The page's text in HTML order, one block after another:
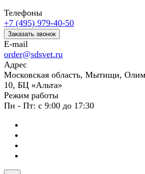
Телефоны
+7 (495) 979-40-50
Заказать звонок
E-mail
order@sdsvet.ru
Адрес
Московская область, Мытищи,
10, БЦ «Альта»
Режим работы
Пн - Пт: с 9:00 до 17:30